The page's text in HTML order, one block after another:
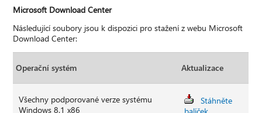
Microsoft Download Center
Následující soubory jsou k dispozici pro stažení z webu Microsoft
Download Center:
Operační systém Aktualizace
Všechny podporované verze systému
Windows 8.1 x86
Stáhněte